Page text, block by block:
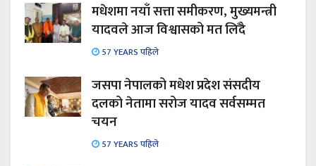
मधेशमा नयाँ सत्ता समीकरण, मुख्यमन्त्री
यादवले आज विश्वासको मत लिँदै
57 YEARS पहिले
जसपा नेपालको मधेश प्रदेश संसदीय
दलको नेतामा सरोज यादव सर्वसम्मत
चयन
57 YEARS पहिले